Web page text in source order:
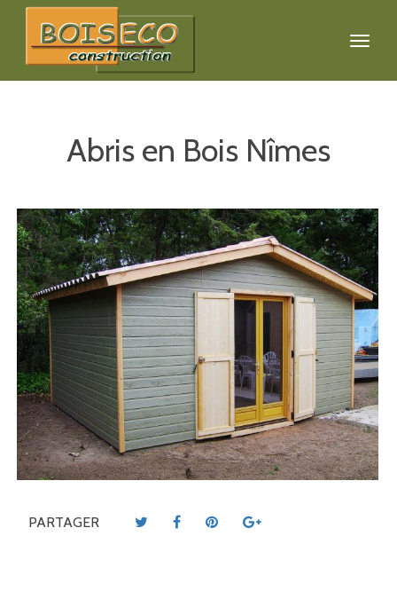
Abris en Bois Nîmes
PARTAGER